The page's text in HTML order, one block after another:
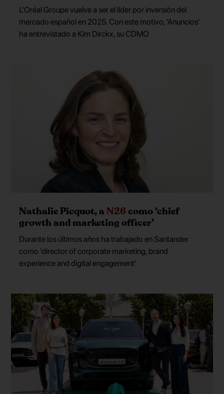
L’Oréal Groupe vuelve a ser el líder por inversión del
mercado español en 2025. Con este motivo, 'Anuncios'
ha entrevistado a Kim Dirckx, su CDMO
Nathalie Picquot, a N26como ‘chief
growth and marketing officer’
Durante los últimos años ha trabajado en Santander
como 'director of corporate marketing, brand
experience and digital engagement'